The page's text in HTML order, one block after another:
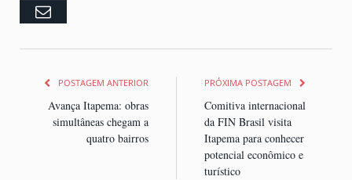
Email
POSTAGEM ANTERIOR
Avança Itapema: obras
simultâneas chegam a
quatro bairros
PRÓXIMA POSTAGEM
Comitiva internacional
da FIN Brasil visita
Itapema para conhecer
potencial econômico e
turístico